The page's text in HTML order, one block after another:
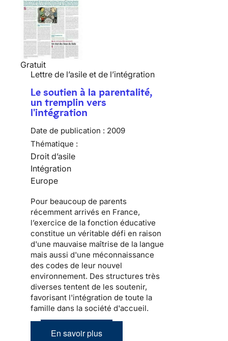
Gratuit
Lettre de l’asile et de l’intégration
Le soutien à la parentalité,
un tremplin vers
l'intégration
Date de publication : 2009
Thématique :
Droit d’asile
Intégration
Europe
Pour beaucoup de parents
récemment arrivés en France,
l’exercice de la fonction éducative
constitue un véritable défi en raison
d'une mauvaise maîtrise de la langue
mais aussi d'une méconnaissance
des codes de leur nouvel
environnement. Des structures très
diverses tentent de les soutenir,
favorisant l'intégration de toute la
famille dans la société d'accueil.
En savoir plus